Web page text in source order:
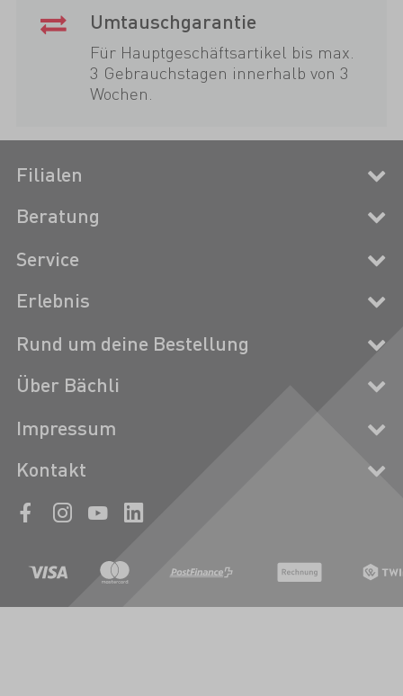
Umtauschgarantie
Für Hauptgeschäftsartikel bis max.
3 Gebrauchstagen innerhalb von 3
Wochen.
Filialen
Beratung
Service
Erlebnis
Rund um deine Bestellung
Über Bächli
Impressum
Kontakt